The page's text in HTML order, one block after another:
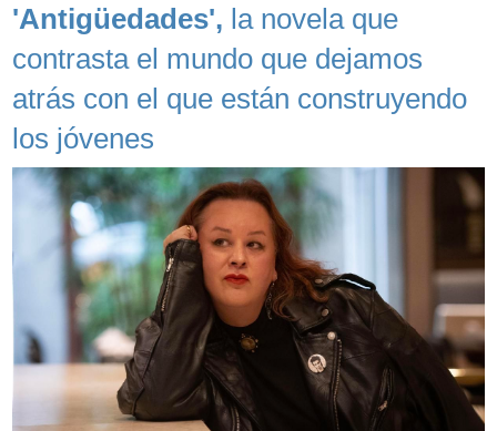
'Antigüedades', la novela que
contrasta el mundo que dejamos
atrás con el que están construyendo
los jóvenes